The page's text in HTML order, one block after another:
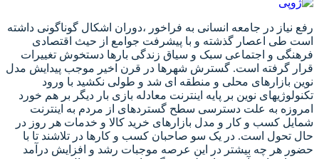
رفع نیاز در جامعه انسانی به فراخور ،دوران اشکال گوناگونی داشته
است طی اعصار گذشته و با پیشرفت جوامع از حیث اقتصادی
فرهنگی و اجتماعی سبک و سیاق زندگی بارها دستخوش تغییرات
قرار گرفته است. گسترش شهرها در قرن اخیر موجب پیدایش مدل
نوین بازارهای محلی و منطقه ای شد و طولی نکشید با ورود
تکنولوژیهای نوین بر پایه اینترنت معادله بازی بار دیگر بر هم خورد
امروزه به علت دسترسی سطح گستردهای از مردم به اینترنت
شمایل کسب و کار و مدل بازارهای خرید کالا و خدمات هر روز در
حال تحول است. در یک سو صاحبان کسب و کارها در تلاشند تا با
حضور هر چه بیشتر در این عرصه موجبات رشد و افزایش درآمد